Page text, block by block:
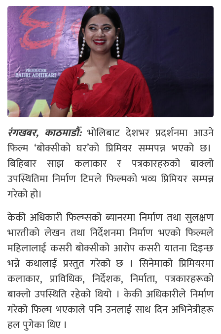
रंगखबर, काठमाडौँ:भोलिबाट देशभर प्रदर्शनमा आउने
फिल्म ‘बोक्सीको घर’को प्रिमियर सम्मपन्न भएको छ।
बिहिबार साझ कलाकार र पत्रकारहरुको बाक्लो
उपस्थितिमा निर्माण टिमले फिल्मको भव्य प्रिमियर सम्पन्न
गरेको हो।
केकी अधिकारी फिल्म्सको ब्यानरमा निर्माण तथा सुलक्षण
भारतीको लेखन तथा निर्देशनमा निर्माण भएको फिल्मले
महिलालाई कसरी बोक्सीको आरोप कसरी यातना दिइन्छ
भन्ने कथालाई प्रस्तुत गरेको छ । सिनेमाको प्रिमियरमा
कलाकार, प्राविधिक, निर्देशक, निर्माता, पत्रकारहरूको
बाक्लो उपस्थिति रहेको थियो । केकी अधिकारीले निर्माण
गरेको फिल्म भएकाले पनि उनलाई साथ दिन अभिनेत्रीहरू
हल पुगेका थिए ।